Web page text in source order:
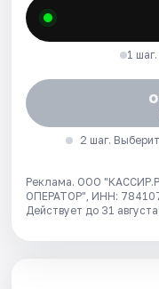
1
2 шаг.
Реклама. ООО
ОПЕРАТОР", ИНН:
Действует до 31